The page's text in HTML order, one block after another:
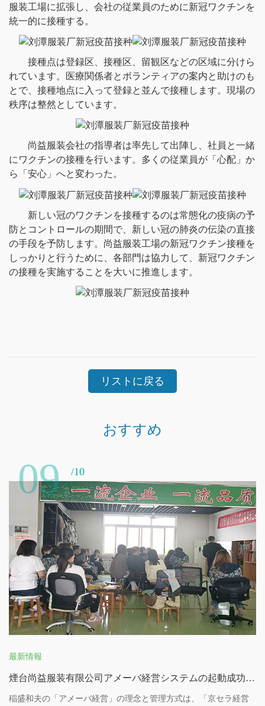
服装工場に拡張し、会社の従業員のために新冠ワクチンを
統一的に接種する。
接種点は登録区、接種区、留観区などの区域に分けら
れています。医療関係者とボランティアの案内と助けのも
とで、接種地点に入って登録と並んで接種します。現場の
秩序は整然としています。
尚益服装会社の指導者は率先して出陣し、社員と一緒
にワクチンの接種を行います。多くの従業員が「心配」か
ら「安心」へと変わった。
新しい冠のワクチンを接種するのは常態化の疫病の予
防とコントロールの期間で、新しい冠の肺炎の伝染の直接
の手段を予防します。尚益服装工場の新冠ワクチン接種を
しっかりと行うために、各部門は協力して、新冠ワクチン
の接種を実施することを大いに推進します。
リストに戻る
おすすめ
09/10
最新情報
煙台尚益服装有限公司アメーバ経営システムの起動成功を祝います
稲盛和夫の「アメーバ経営」の理念と管理方式は、「京セラ経営